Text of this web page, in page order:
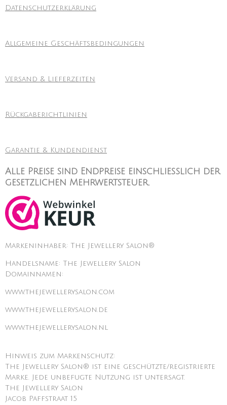
Datenschutzerklärung
Allgemeine Geschäftsbedingungen
Versand & Lieferzeiten
Rückgaberichtlinien
Garantie & Kundendienst
Alle Preise sind Endpreise einschließlich der
gesetzlichen Mehrwertsteuer.
Markeninhaber: The Jewellery Salon®
Handelsname: The Jewellery Salon
Domainnamen:
www.thejewellerysalon.com
www.thejewellerysalon.de
www.thejewellerysalon.nl
Hinweis zum Markenschutz:
The Jewellery Salon® ist eine geschützte/registrierte
Marke. Jede unbefugte Nutzung ist untersagt.
The Jewellery Salon
Jacob Paffstraat 15